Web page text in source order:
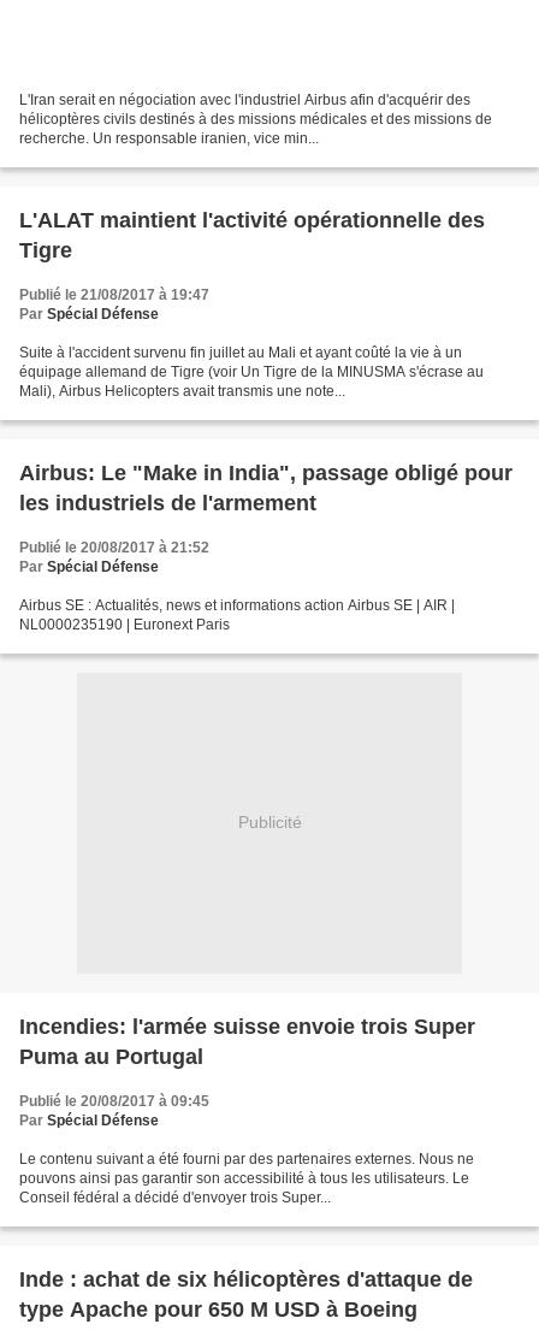
L'Iran serait en négociation avec l'industriel Airbus afin d'acquérir des
hélicoptères civils destinés à des missions médicales et des missions de
recherche. Un responsable iranien, vice min...
L'ALAT maintient l'activité opérationnelle des
Tigre
Publié le 21/08/2017 à 19:47
Par Spécial Défense
Suite à l'accident survenu fin juillet au Mali et ayant coûté la vie à un
équipage allemand de Tigre (voir Un Tigre de la MINUSMA s'écrase au
Mali), Airbus Helicopters avait transmis une note...
Airbus: Le "Make in India", passage obligé pour
les industriels de l'armement
Publié le 20/08/2017 à 21:52
Par Spécial Défense
Airbus SE : Actualités, news et informations action Airbus SE | AIR |
NL0000235190 | Euronext Paris
Publicité
Incendies: l'armée suisse envoie trois Super
Puma au Portugal
Publié le 20/08/2017 à 09:45
Par Spécial Défense
Le contenu suivant a été fourni par des partenaires externes. Nous ne
pouvons ainsi pas garantir son accessibilité à tous les utilisateurs. Le
Conseil fédéral a décidé d'envoyer trois Super...
Inde : achat de six hélicoptères d'attaque de
type Apache pour 650 M USD à Boeing